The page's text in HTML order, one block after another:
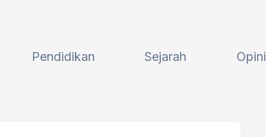
Pendidikan Sejarah Opini